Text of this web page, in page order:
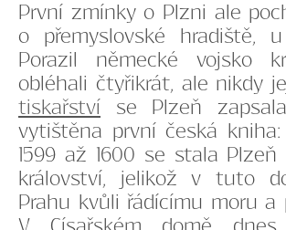
První zmínky o Plzni ale
o přemyslovské hradiště,
Porazil německé vojsko
obléhali čtyřikrát, ale nikdy
tiskařství se Plzeň
vytištěna první česká
1599 až 1600 se stala
království, jelikož v tuto
Prahu kvůli řádícímu moru